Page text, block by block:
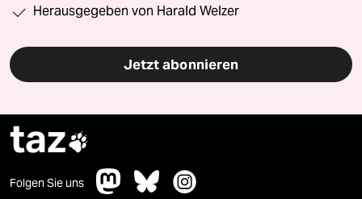
Herausgegeben von Harald Welzer
Jetzt abonnieren
taz
Folgen Sie uns